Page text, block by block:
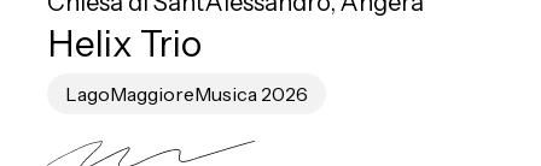
Helix Trio
LagoMaggioreMusica 2026